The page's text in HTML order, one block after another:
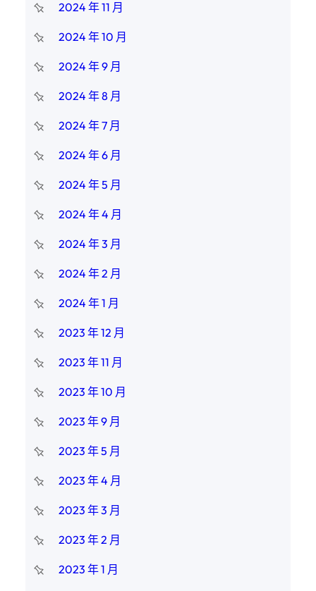
2024 年 11 月
2024 年 10 月
2024 年 9 月
2024 年 8 月
2024 年 7 月
2024 年 6 月
2024 年 5 月
2024 年 4 月
2024 年 3 月
2024 年 2 月
2024 年 1 月
2023 年 12 月
2023 年 11 月
2023 年 10 月
2023 年 9 月
2023 年 5 月
2023 年 4 月
2023 年 3 月
2023 年 2 月
2023 年 1 月